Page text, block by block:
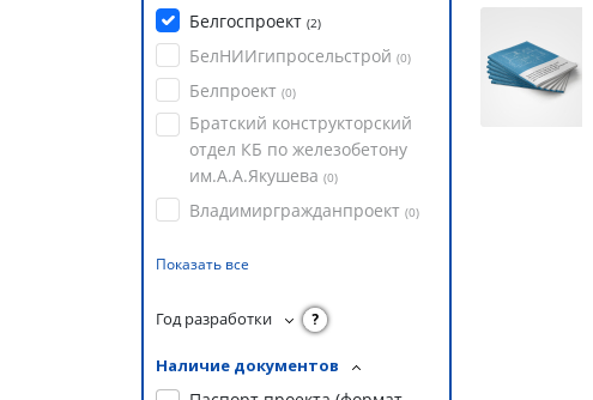
Белгоспроект (2)
БелНИИгипросельстрой (0)
Белпроект (0)
Братский конструкторский
отдел КБ по железобетону
им.А.А.Якушева (0)
Владимиргражданпроект (0)
Показать все
Год разработки ?
Наличие документов